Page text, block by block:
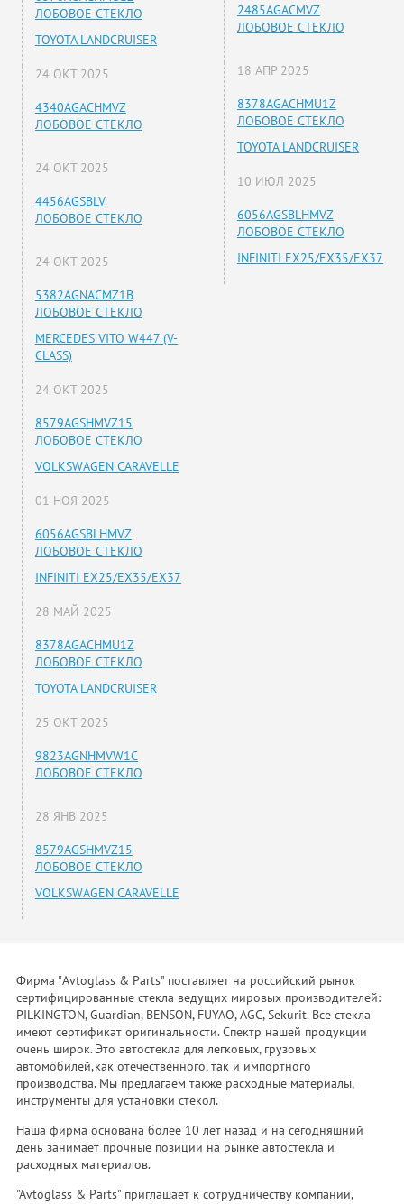
ЛОБОВОЕ СТЕКЛО
TOYOTA LANDCRUISER
24 ОКТ 2025
4340AGACHMVZ
ЛОБОВОЕ СТЕКЛО
24 ОКТ 2025
4456AGSBLV
ЛОБОВОЕ СТЕКЛО
24 ОКТ 2025
5382AGNACMZ1B
ЛОБОВОЕ СТЕКЛО
MERCEDES VITO W447 (V-
CLASS)
24 ОКТ 2025
8579AGSHMVZ15
ЛОБОВОЕ СТЕКЛО
VOLKSWAGEN CARAVELLE
01 НОЯ 2025
6056AGSBLHMVZ
ЛОБОВОЕ СТЕКЛО
INFINITI EX25/EX35/EX37
28 МАЙ 2025
8378AGACHMU1Z
ЛОБОВОЕ СТЕКЛО
TOYOTA LANDCRUISER
25 ОКТ 2025
9823AGNHMVW1C
ЛОБОВОЕ СТЕКЛО
28 ЯНВ 2025
8579AGSHMVZ15
ЛОБОВОЕ СТЕКЛО
VOLKSWAGEN CARAVELLE
2485AGACMVZ
ЛОБОВОЕ СТЕКЛО
18 АПР 2025
8378AGACHMU1Z
ЛОБОВОЕ СТЕКЛО
TOYOTA LANDCRUISER
10 ИЮЛ 2025
6056AGSBLHMVZ
ЛОБОВОЕ СТЕКЛО
INFINITI EX25/EX35/EX37
Фирма "Avtoglass & Parts" поставляет на российский рынок
сертифицированные стекла ведущих мировых производителей:
PILKINGTON, Guardian, BENSON, FUYAO, AGC, Sekurit. Все стекла
имеют сертификат оригинальности. Спектр нашей продукции
очень широк. Это автостекла для легковых, грузовых
автомобилей,как отечественного, так и импортного
производства. Мы предлагаем также расходные материалы,
инструменты для установки стекол.
Наша фирма основана более 10 лет назад и на сегодняшний
день занимает прочные позиции на рынке автостекла и
расходных материалов.
"Avtoglass & Parts" приглашает к сотрудничеству компании,